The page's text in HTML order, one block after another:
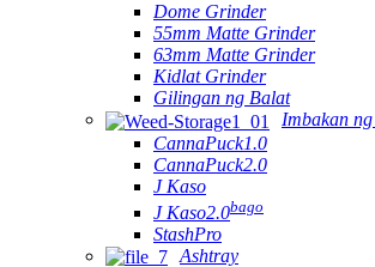
Dome Grinder
55mm Matte Grinder
63mm Matte Grinder
Kidlat Grinder
Gilingan ng Balat
Imbakan
CannaPuck1.0
CannaPuck2.0
J Kaso
J Kaso2.0bago
StashPro
Ashtray